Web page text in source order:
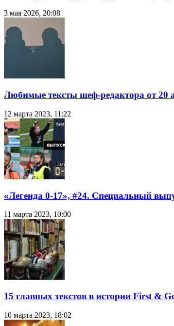
3 мая 2026, 20:08
Любимые тексты шеф-редактора от 20
12 марта 2023, 11:22
«Легенда 0-17», #24. Специальный
11 марта 2023, 10:00
15 главных текстов в истории First &
10 марта 2023, 18:02